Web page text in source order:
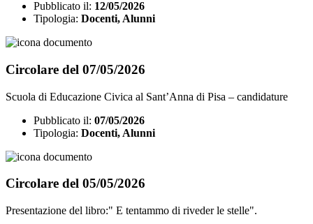
Pubblicato il: 12/05/2026
Tipologia: Docenti, Alunni
Circolare del 07/05/2026
Scuola di Educazione Civica al Sant’Anna di Pisa – candidature
Pubblicato il: 07/05/2026
Tipologia: Docenti, Alunni
Circolare del 05/05/2026
Presentazione del libro:" E tentammo di riveder le stelle".